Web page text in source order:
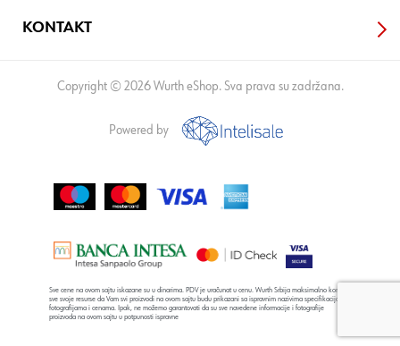
KONTAKT
Copyright © 2026 Wurth eShop. Sva prava su zadržana.
Powered by
Sve cene na ovom sajtu iskazane su u dinarima. PDV je uračunat u cenu. Wurth Srbija maksimalno koristi
sve svoje resurse da Vam svi proizvodi na ovom sajtu budu prikazani sa ispravnim nazivima specifikacija,
fotografijama i cenama. Ipak, ne možemo garantovati da su sve navedene informacije i fotografije
proizvoda na ovom sajtu u potpunosti ispravne